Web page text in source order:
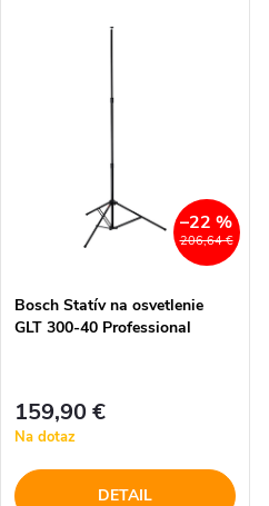
p
o
d
p
r
o
d
206,64 €
–22 %
Bosch Statív na osvetlenie
GLT 300-40 Professional
159,90 €
Na dotaz
DETAIL